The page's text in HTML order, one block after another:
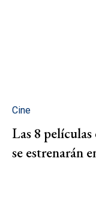
Cine
Las 8
se estrenarán